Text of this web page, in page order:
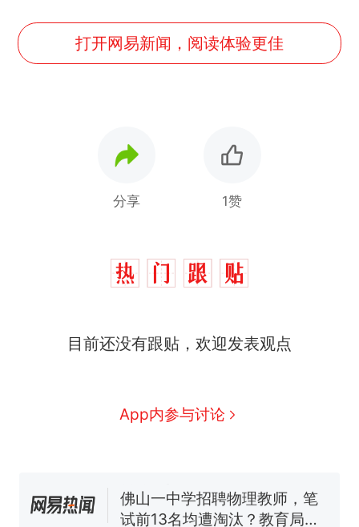
打开网易新闻，阅读体验更佳
分享 1赞
目前还没有跟贴，欢迎发表观点
App内参与讨论
因老师一句“跟我回家”改写了
协会回应
美国渔民钓获鲨鱼徒手将其拽
佛山一中学招聘物理教师，笔
试前13名均遭淘汰？教育局：